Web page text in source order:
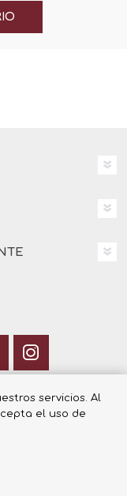
servicios. Al
el uso de